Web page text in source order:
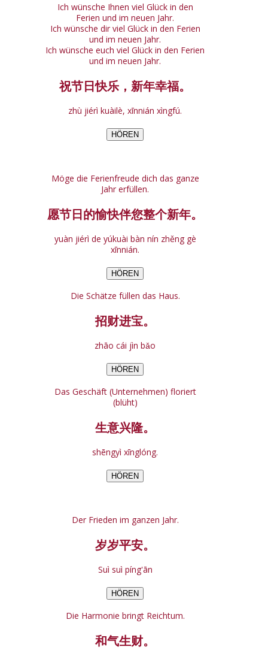
Ich wünsche Ihnen viel Glück in den
Ferien und im neuen Jahr.
Ich wünsche dir viel Glück in den Ferien
und im neuen Jahr.
Ich wünsche euch viel Glück in den Ferien
und im neuen Jahr.
祝节日快乐，新年幸福。
zhù jiérì kuàilè, xīnnián xìngfú.
HÖREN
Möge die Ferienfreude dich das ganze
Jahr erfüllen.
愿节日的愉快伴您整个新年。
yuàn jiérì de yúkuài bàn nín zhěng gè
xīnnián.
HÖREN
Die Schätze füllen das Haus.
招财进宝。
zhāo cái jìn bǎo
HÖREN
Das Geschäft (Unternehmen) floriert
(blüht)
生意兴隆。
shēngyì xīnglóng.
HÖREN
Der Frieden im ganzen Jahr.
岁岁平安。
Suì suì píng'ān
HÖREN
Die Harmonie bringt Reichtum.
和气生财。